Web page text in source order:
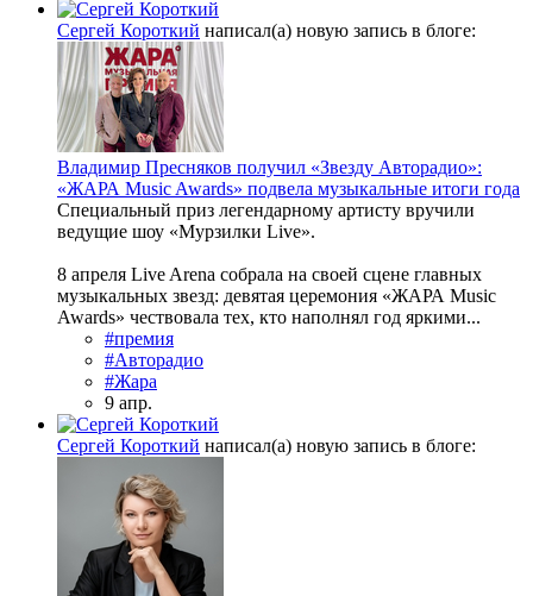
Сергей Короткий написал(а) новую запись в блоге:
Владимир Пресняков получил «Звезду Авторадио»:
«ЖАРА Music Awards» подвела музыкальные итоги года
Специальный приз легендарному артисту вручили
ведущие шоу «Мурзилки Live».
8 апреля Live Arena собрала на своей сцене главных
музыкальных звезд: девятая церемония «ЖАРА Music
Awards» чествовала тех, кто наполнял год яркими...
#премия
#Авторадио
#Жара
9 апр.
Сергей Короткий написал(а) новую запись в блоге: